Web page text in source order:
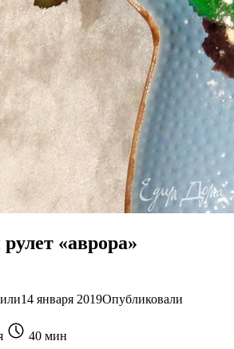
«аврора»
14 января 2019Опубликовали
40 мин